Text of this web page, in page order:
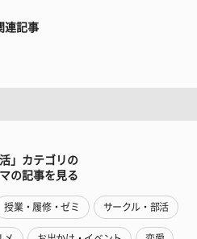
連記事
活」カテゴリの
の記事を見る
授業・履修・ゼミ サークル・部活